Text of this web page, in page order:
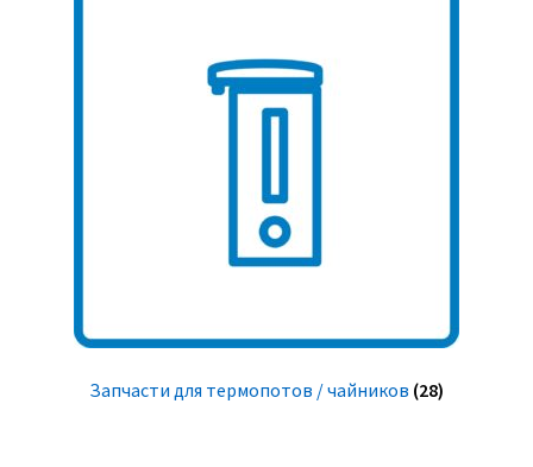
Запчасти для термопотов / чайников (28)